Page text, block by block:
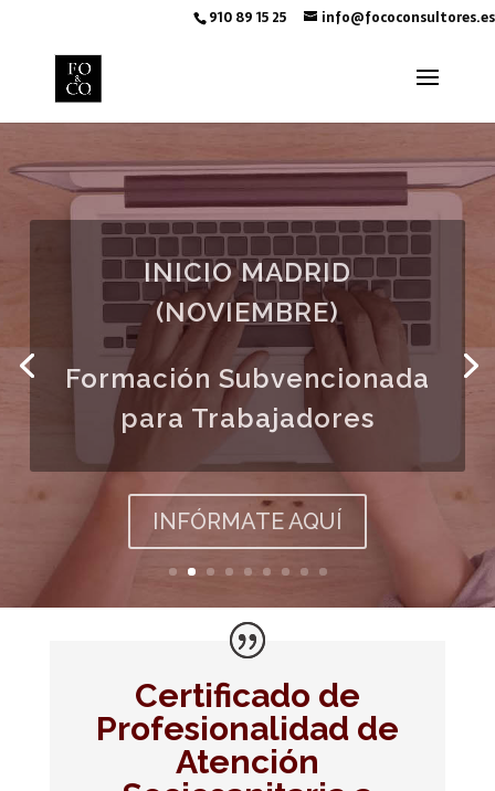
910 89 15 25 info@fococonsultores.es
INICIO MADRID
(NOVIEMBRE)
Formación Subvencionada
para Trabajadores
INFÓRMATE AQUÍ
Certificado de
Profesionalidad de
Atención